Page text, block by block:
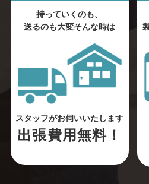
持っていくのも、
送るのも大変そんな時は
スタッフがお伺いいたします
出張費用無料！